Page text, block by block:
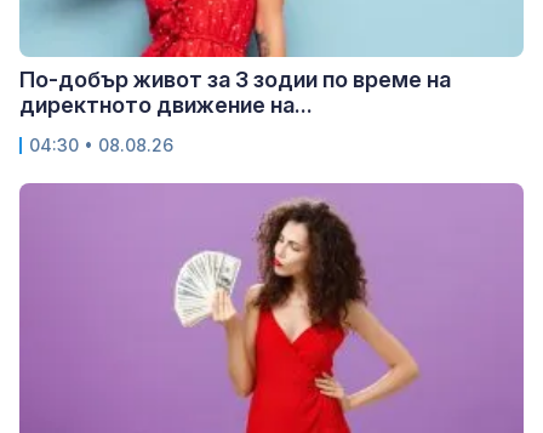
По-добър живот за 3 зодии по време на
директното движение на...
04:30 • 08.08.26